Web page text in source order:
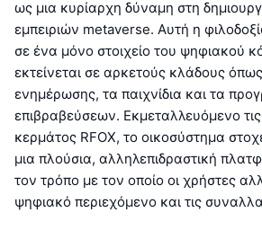
ως μια κυρίαρχη δύναμη στη
εμπειριών metaverse. Αυτή η
σε ένα μόνο στοιχείο του ψηφιακού
εκτείνεται σε αρκετούς κλάδους
ενημέρωσης, τα παιχνίδια και τα
επιβραβεύσεων. Εκμεταλλευόμενο
κερμάτος RFOX, το οικοσύστημα
μια πλούσια, αλληλεπιδραστική
τον τρόπο με τον οποίο οι χρήστες
ψηφιακό περιεχόμενο και τις